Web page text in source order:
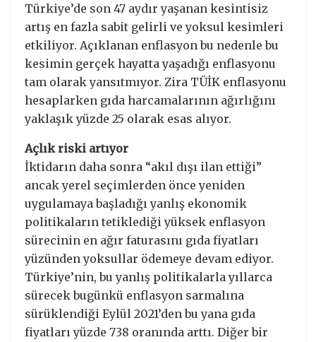
Türkiye’de son 47 aydır yaşanan kesintisiz
artış en fazla sabit gelirli ve yoksul kesimleri
etkiliyor. Açıklanan enflasyon bu nedenle bu
kesimin gerçek hayatta yaşadığı enflasyonu
tam olarak yansıtmıyor. Zira TÜİK enflasyonu
hesaplarken gıda harcamalarının ağırlığını
yaklaşık yüzde 25 olarak esas alıyor.
Açlık riski artıyor
İktidarın daha sonra “akıl dışı ilan ettiği”
ancak yerel seçimlerden önce yeniden
uygulamaya başladığı yanlış ekonomik
politikaların tetiklediği yüksek enflasyon
sürecinin en ağır faturasını gıda fiyatları
yüzünden yoksullar ödemeye devam ediyor.
Türkiye’nin, bu yanlış politikalarla yıllarca
sürecek bugünkü enflasyon sarmalına
sürüklendiği Eylül 2021’den bu yana gıda
fiyatları yüzde 738 oranında arttı. Diğer bir